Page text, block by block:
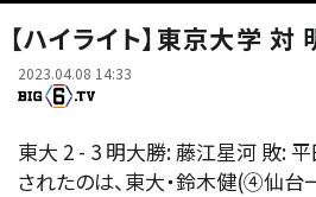
【ハイライト】東京大学 対
2023.04.08 14:33
東大 2 - 3 明大勝: 藤江星河 敗:
されたのは、東大・鈴木健(④仙台